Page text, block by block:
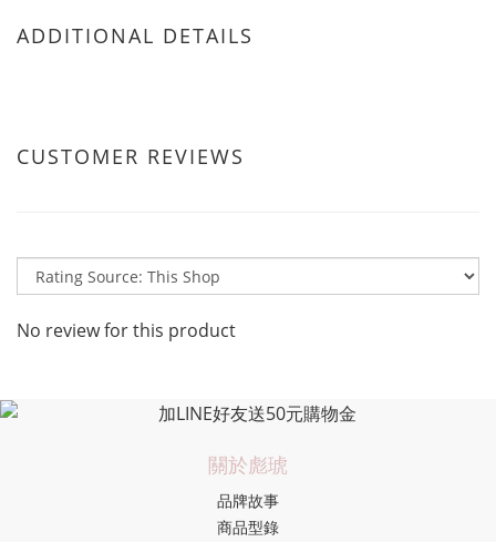
ADDITIONAL DETAILS
CUSTOMER REVIEWS
No review for this product
關於彪琥
品牌故事
商品型錄